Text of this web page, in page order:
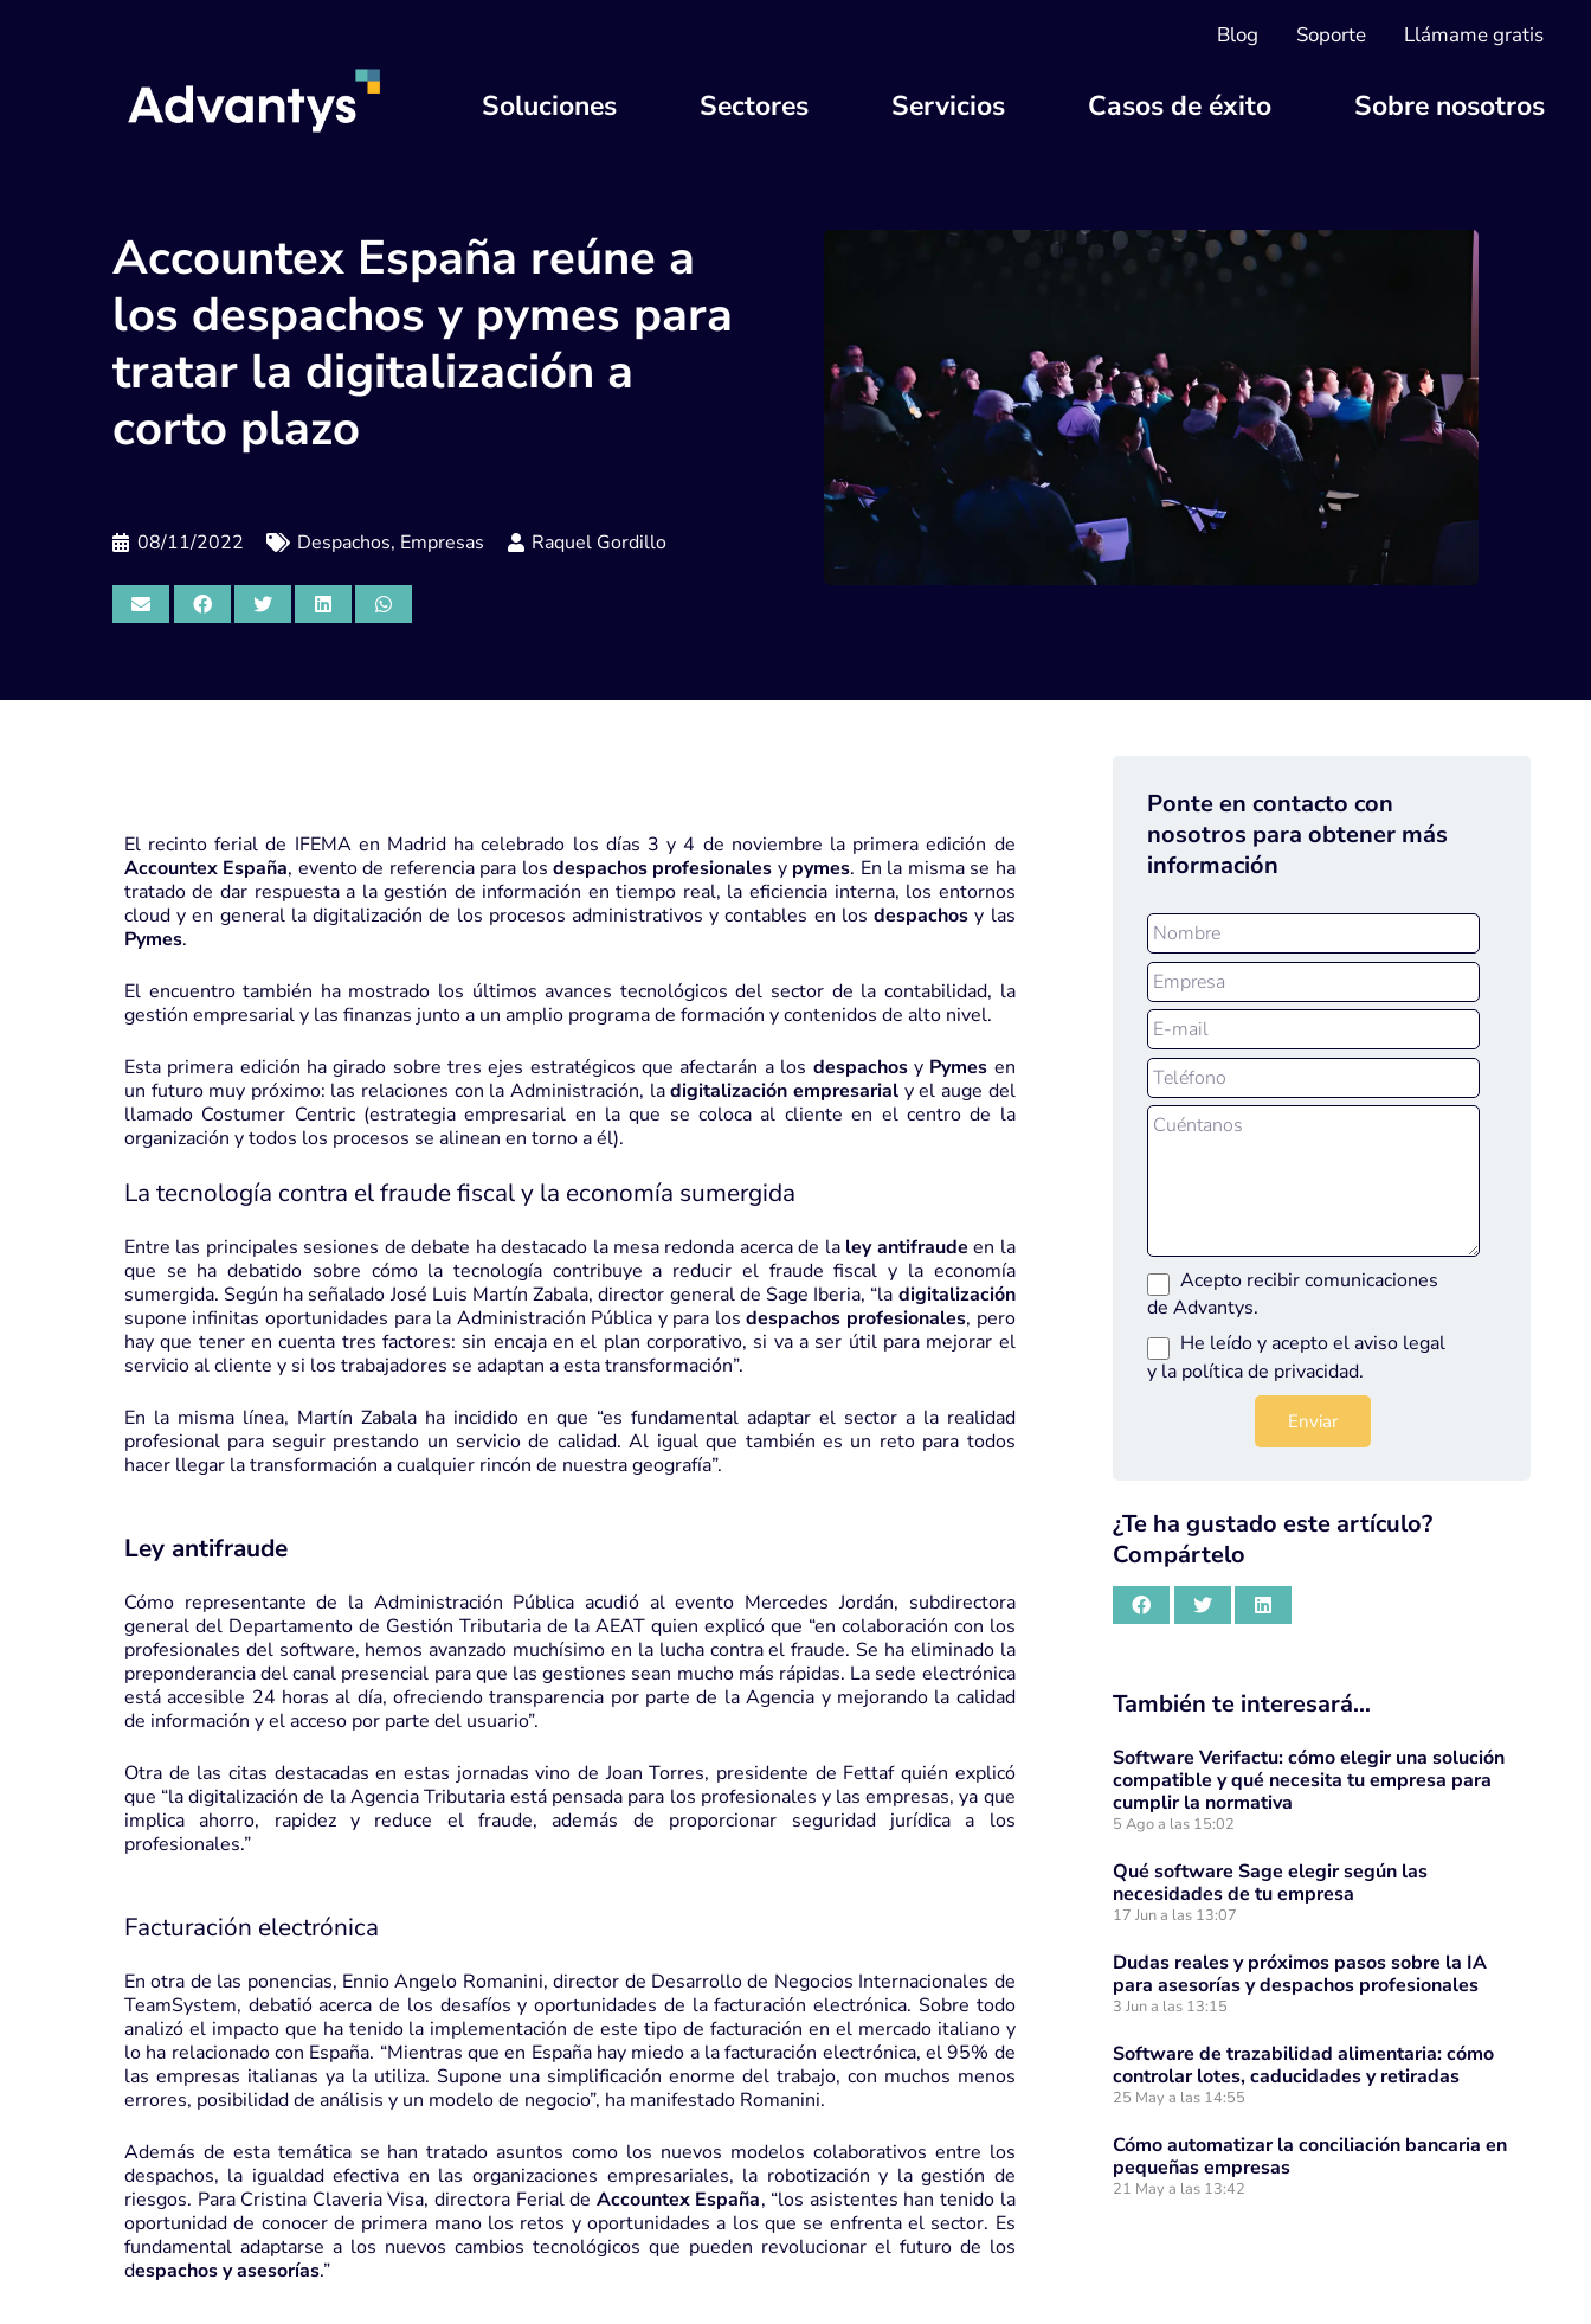
Blog Soporte Llámame gratis
Soluciones Sectores Servicios Casos de éxito Sobre nosotros
Accountex España reúne a
los despachos y pymes para
tratar la digitalización a
corto plazo
08/11/2022 Despachos, Empresas Raquel Gordillo
El recinto ferial de IFEMA en Madrid ha celebrado los días 3 y 4 de noviembre la primera edición de
Accountex España, evento de referencia para los despachos profesionales ypymes. En la misma se ha
tratado de dar respuesta a la gestión de información en tiempo real, la eficiencia interna, los entornos
cloud y en general la digitalización de los procesos administrativos y contables en losdespachos y las
Pymes.
El encuentro también ha mostrado los últimos avances tecnológicos del sector de la contabilidad, la
gestión empresarial y las finanzas junto a un amplio programa de formación y contenidos de alto nivel.
Esta primera edición ha girado sobre tres ejes estratégicos que afectarán a los despachosy Pymes en
un futuro muy próximo: las relaciones con la Administración, ladigitalización empresarial y el auge del
llamado Costumer Centric (estrategia empresarial en la que se coloca al cliente en el centro de la
organización y todos los procesos se alinean en torno a él).
La tecnología contra el fraude fiscal y la economía sumergida
Entre las principales sesiones de debate ha destacado la mesa redonda acerca de la ley antifraude en la
que se ha debatido sobre cómo la tecnología contribuye a reducir el fraude fiscal y la economía
sumergida. Según ha señalado José Luis Martín Zabala, director general de Sage Iberia, “la digitalización
supone infinitas oportunidades para la Administración Pública y para losdespachos profesionales, pero
hay que tener en cuenta tres factores: sin encaja en el plan corporativo, si va a ser útil para mejorar el
servicio al cliente y si los trabajadores se adaptan a esta transformación”.
En la misma línea, Martín Zabala ha incidido en que “es fundamental adaptar el sector a la realidad
profesional para seguir prestando un servicio de calidad. Al igual que también es un reto para todos
hacer llegar la transformación a cualquier rincón de nuestra geografía”.
Ley antifraude
Cómo representante de la Administración Pública acudió al evento Mercedes Jordán, subdirectora
general del Departamento de Gestión Tributaria de la AEAT quien explicó que “en colaboración con los
profesionales del software, hemos avanzado muchísimo en la lucha contra el fraude. Se ha eliminado la
preponderancia del canal presencial para que las gestiones sean mucho más rápidas. La sede electrónica
está accesible 24 horas al día, ofreciendo transparencia por parte de la Agencia y mejorando la calidad
de información y el acceso por parte del usuario”.
Otra de las citas destacadas en estas jornadas vino de Joan Torres, presidente de Fettaf quién explicó
que “la digitalización de la Agencia Tributaria está pensada para los profesionales y las empresas, ya que
implica ahorro, rapidez y reduce el fraude, además de proporcionar seguridad jurídica a los
profesionales.”
Facturación electrónica
En otra de las ponencias, Ennio Angelo Romanini, director de Desarrollo de Negocios Internacionales de
TeamSystem, debatió acerca de los desafíos y oportunidades de la facturación electrónica. Sobre todo
analizó el impacto que ha tenido la implementación de este tipo de facturación en el mercado italiano y
lo ha relacionado con España. “Mientras que en España hay miedo a la facturación electrónica, el 95% de
las empresas italianas ya la utiliza. Supone una simplificación enorme del trabajo, con muchos menos
errores, posibilidad de análisis y un modelo de negocio”, ha manifestado Romanini.
Además de esta temática se han tratado asuntos como los nuevos modelos colaborativos entre los
despachos, la igualdad efectiva en las organizaciones empresariales, la robotización y la gestión de
riesgos. Para Cristina Claveria Visa, directora Ferial de Accountex España, “los asistentes han tenido la
oportunidad de conocer de primera mano los retos y oportunidades a los que se enfrenta el sector. Es
fundamental adaptarse a los nuevos cambios tecnológicos que pueden revolucionar el futuro de los
despachos y asesorías.”
Ponte en contacto con
nosotros para obtener más
información
Acepto recibir comunicaciones
de Advantys.
He leído y acepto el aviso legal
y la política de privacidad.
¿Te ha gustado este artículo?
Compártelo
También te interesará…
Software Verifactu: cómo elegir una solución
compatible y qué necesita tu empresa para
cumplir la normativa
5 Ago a las 15:02
Qué software Sage elegir según las
necesidades de tu empresa
17 Jun a las 13:07
Dudas reales y próximos pasos sobre la IA
para asesorías y despachos profesionales
3 Jun a las 13:15
Software de trazabilidad alimentaria: cómo
controlar lotes, caducidades y retiradas
25 May a las 14:55
Cómo automatizar la conciliación bancaria en
pequeñas empresas
21 May a las 13:42